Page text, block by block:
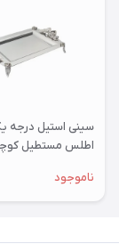
سینی استیل درجه
اطلس مستطیل
ناموجود